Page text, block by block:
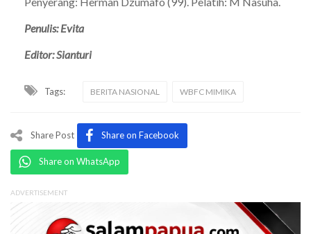
Penulis: Evita
Editor: Sianturi
Tags: BERITA NASIONAL WBFC MIMIKA
Share Post Share on Facebook
Share on WhatsApp
ADVERTISEMENT